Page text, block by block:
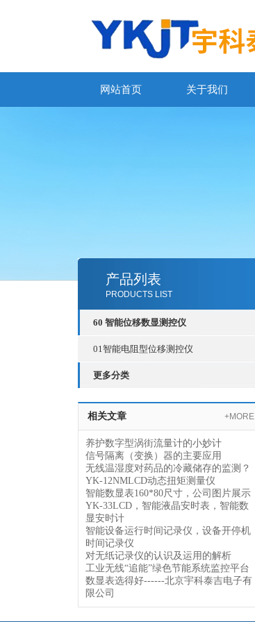
网站首页 关于我们
产品列表
PRODUCTS LIST
60 智能位移数显测控仪
01智能电阻型位移测控仪
更多分类
相关文章 +MORE
养护数字型涡街流量计的小妙计
信号隔离（变换）器的主要应用
无线温湿度对药品的冷藏储存的监测？
YK-12NMLCD动态扭矩测量仪
智能数显表160*80尺寸，公司图片展示
YK-33LCD，智能液晶安时表，智能数
显安时计
智能设备运行时间记录仪，设备开停机
时间记录仪
对无纸记录仪的认识及运用的解析
工业无线“追能”绿色节能系统监控平台
数显表选得好------北京宇科泰吉电子有
限公司